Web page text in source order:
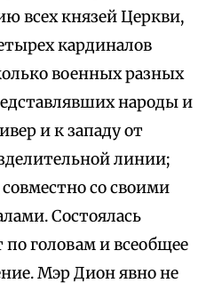
всех князей Церкви,
кардиналов
военных разных
народы и
и к западу от
линии;
со своими
Состоялась
по головам и всеобщее
Мэр Дион явно не